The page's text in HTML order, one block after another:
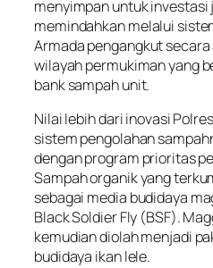
menyimpan untuk investasi
memindahkan melalui
Armada pengangkut
wilayah permukiman yang
bank sampah unit.
Nilai lebih dari inovasi
sistem pengolahan
dengan program prioritas
Sampah organik yang
sebagai media budidaya
Black Soldier Fly (BSF).
kemudian diolah menjadi
budidaya ikan lele.